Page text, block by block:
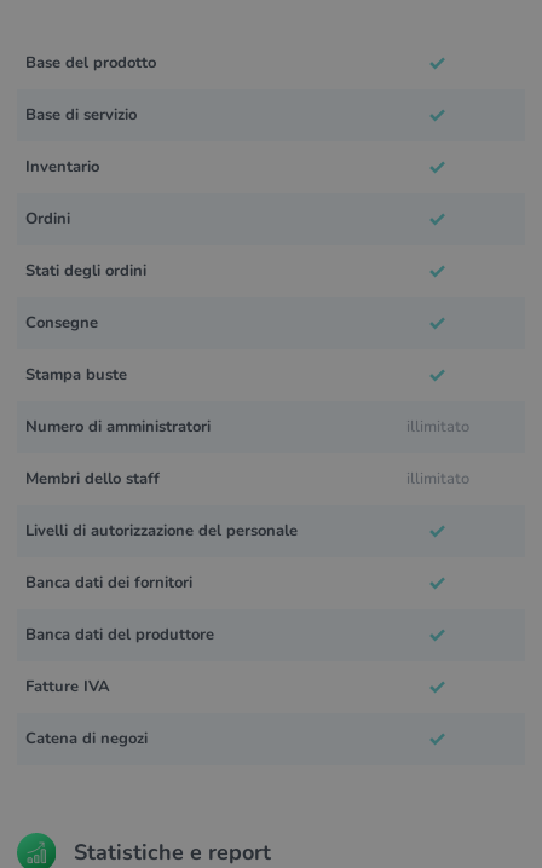
Base del prodotto
Base di servizio
Inventario
Ordini
Stati degli ordini
Consegne
Stampa buste
Numero di amministratori illimitato
Membri dello staff illimitato
Livelli di autorizzazione del personale
Banca dati dei fornitori
Banca dati del produttore
Fatture IVA
Catena di negozi
Statistiche e report